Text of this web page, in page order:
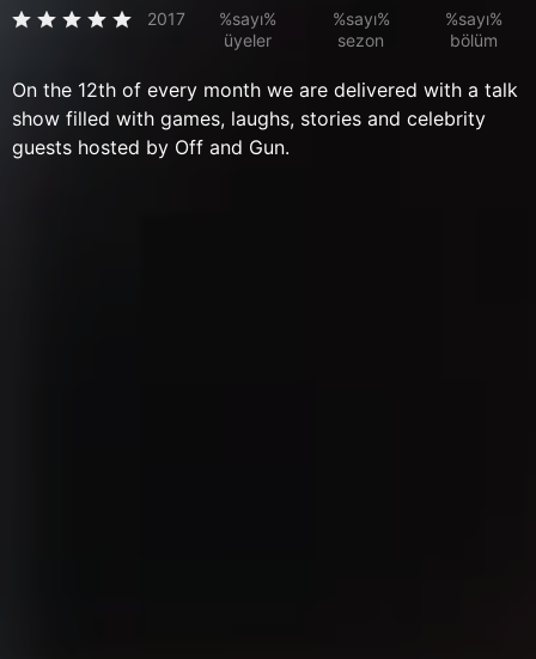
2017
%sayı%
üyeler
%sayı%
sezon
%sayı%
bölüm
On the 12th of every month we are delivered with a talk
show filled with games, laughs, stories and celebrity
guests hosted by Off and Gun.